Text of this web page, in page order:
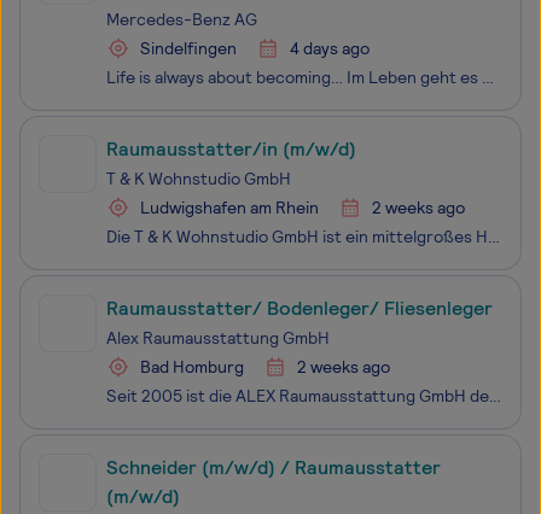
Standort Sindelfingen, Ausbildungsbeginn
13.09.2027
Mercedes-Benz AG
Sindelfingen
4 days ago
Life is always about becoming… Im Leben geht es darum, sich auf eine Reise zu begeben, um die beste Version unseres zukünftigen Selbst zu werden. Während wir Neues entdecken, stellen wir uns Herausforderungen, meistern sie und wachsen über uns hinaus.Bewerben Sie sich bei Mercedes-Benz und finden Si
Raumausstatter/in (m/w/d)
T & K Wohnstudio GmbH
Ludwigshafen am Rhein
2 weeks ago
Die T & K Wohnstudio GmbH ist ein mittelgroßes Handwerksunternehmen mit langjähriger Erfahrung im Bereich Raumausstattung. Wir stehen für Qualität, Kreativität und handwerkliches Können, um individuelle Wohnträume unserer Kunden zu verwirklichen. Unser engagiertes Team arbeitet mit modernen Technike
Raumausstatter/ Bodenleger/ Fliesenleger
Alex Raumausstattung GmbH
Bad Homburg
2 weeks ago
Seit 2005 ist die ALEX Raumausstattung GmbH der Partner für erstklassige Raumgestaltungen. Wir bieten Dienstleistungen wie Bodenbeläge, Wandgestaltung, Sonnenschutz und Trockenbau an. Mit einem engagierten Team bedienen wir hauptsächlich den Raum Frankfurt und Umgebung. Unsere Kunden schätzen unsere
Schneider (m/w/d) / Raumausstatter
(m/w/d)